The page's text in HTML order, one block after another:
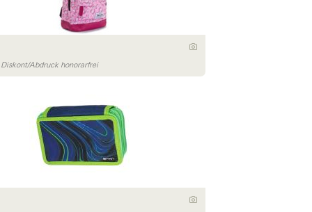
Abdruck honorarfrei